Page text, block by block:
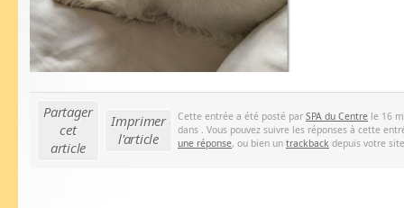
Partager
cet
article
Imprimer
l'article
Cette entrée a été posté par SPA du Centre le 16
dans . Vous pouvez suivre les réponses à cette
une réponse, ou bien un trackback depuis votre